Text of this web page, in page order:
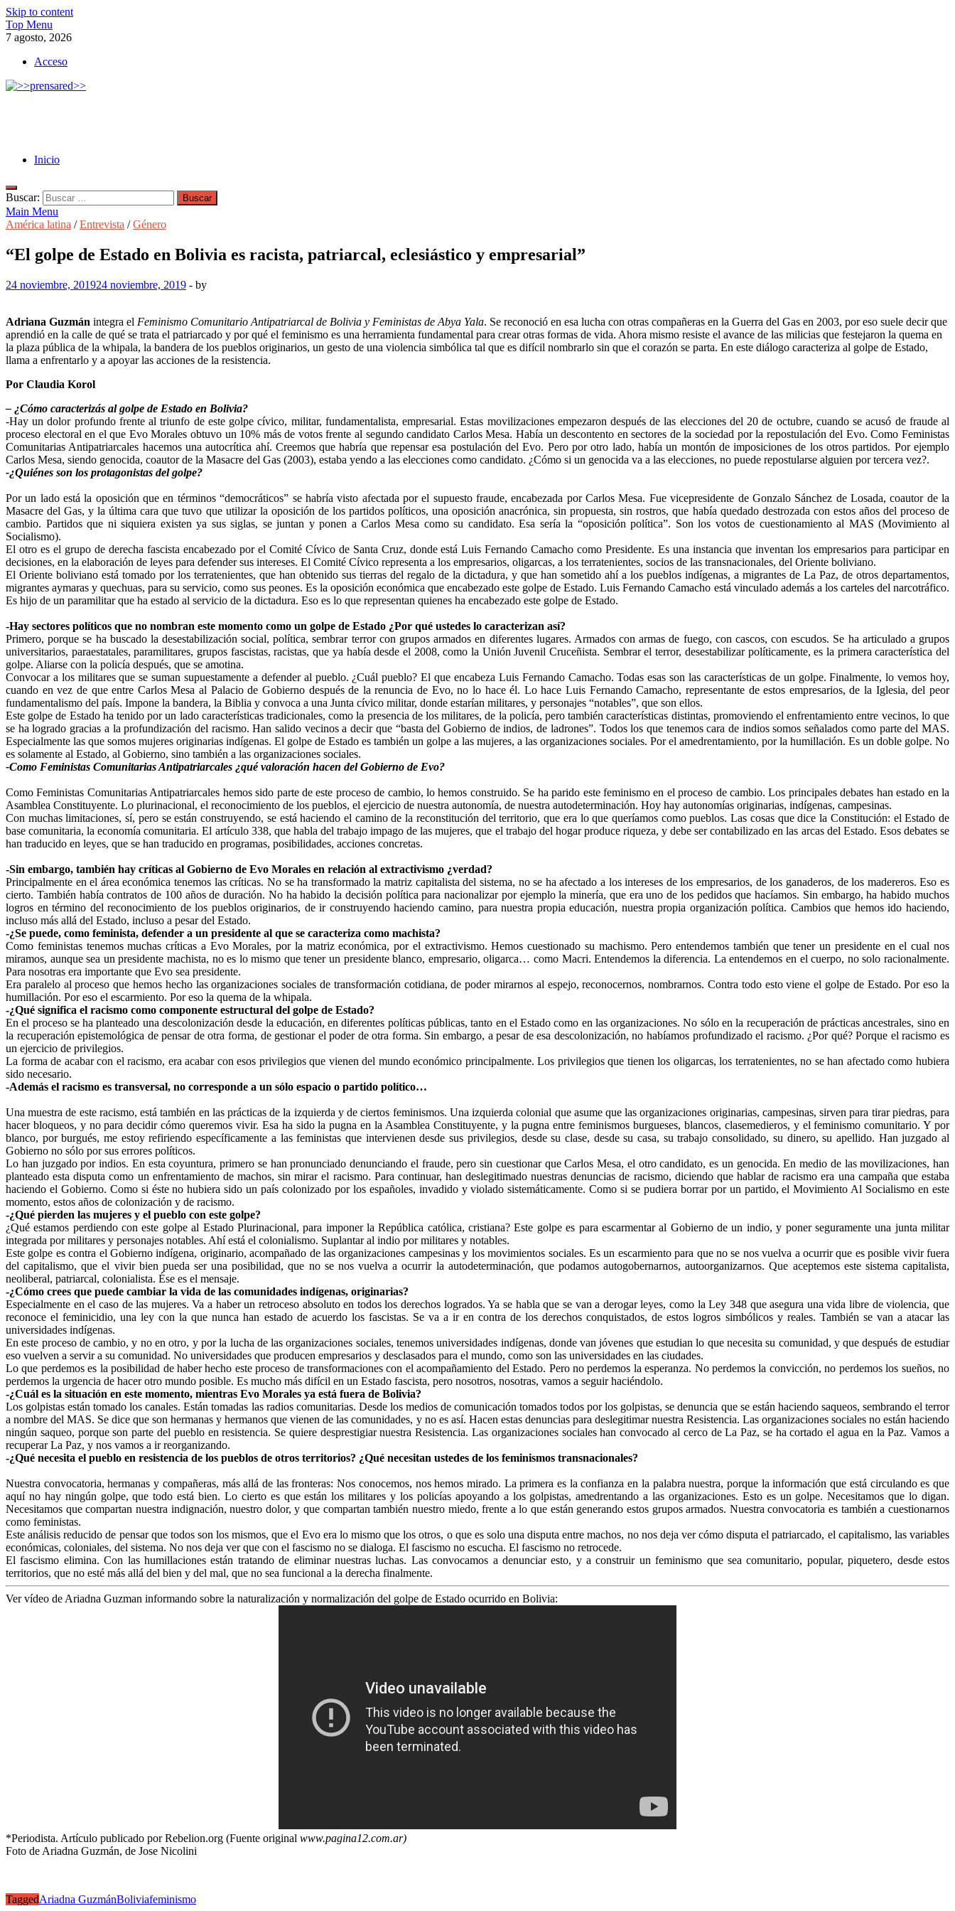
Skip to content
Top Menu
7 agosto, 2026
Acceso
Inicio
Buscar:
Main Menu
América latina /Entrevista /Género
“El golpe de Estado en Bolivia es racista, patriarcal, eclesiástico y empresarial”
24 noviembre, 201924 noviembre, 2019 - by
Adriana Guzmán integra el Feminismo Comunitario Antipatriarcal de Bolivia y Feministas de Abya Yala. Se reconoció en esa lucha con otras compañeras en la Guerra del Gas en 2003, por eso suele decir que
aprendió en la calle de qué se trata el patriarcado y por qué el feminismo es una herramienta fundamental para crear otras formas de vida. Ahora mismo resiste el avance de las milicias que festejaron la quema en
la plaza pública de la whipala, la bandera de los pueblos originarios, un gesto de una violencia simbólica tal que es difícil nombrarlo sin que el corazón se parta. En este diálogo caracteriza al golpe de Estado,
llama a enfrentarlo y a apoyar las acciones de la resistencia.
Por Claudia Korol
– ¿Cómo caracterizás al golpe de Estado en Bolivia?
-Hay un dolor profundo frente al triunfo de este golpe cívico, militar, fundamentalista, empresarial. Estas movilizaciones empezaron después de las elecciones del 20 de octubre, cuando se acusó de fraude al
proceso electoral en el que Evo Morales obtuvo un 10% más de votos frente al segundo candidato Carlos Mesa. Había un descontento en sectores de la sociedad por la repostulación del Evo. Como Feministas
Comunitarias Antipatriarcales hacemos una autocrítica ahí. Creemos que habría que repensar esa postulación del Evo. Pero por otro lado, había un montón de imposiciones de los otros partidos. Por ejemplo
Carlos Mesa, siendo genocida, coautor de la Masacre del Gas (2003), estaba yendo a las elecciones como candidato. ¿Cómo si un genocida va a las elecciones, no puede repostularse alguien por tercera vez?.
-¿Quiénes son los protagonistas del golpe?
Por un lado está la oposición que en términos “democráticos” se habría visto afectada por el supuesto fraude, encabezada por Carlos Mesa. Fue vicepresidente de Gonzalo Sánchez de Losada, coautor de la
Masacre del Gas, y la última cara que tuvo que utilizar la oposición de los partidos políticos, una oposición anacrónica, sin propuesta, sin rostros, que había quedado destrozada con estos años del proceso de
cambio. Partidos que ni siquiera existen ya sus siglas, se juntan y ponen a Carlos Mesa como su candidato. Esa sería la “oposición política”. Son los votos de cuestionamiento al MAS (Movimiento al
Socialismo).
El otro es el grupo de derecha fascista encabezado por el Comité Cívico de Santa Cruz, donde está Luis Fernando Camacho como Presidente. Es una instancia que inventan los empresarios para participar en
decisiones, en la elaboración de leyes para defender sus intereses. El Comité Cívico representa a los empresarios, oligarcas, a los terratenientes, socios de las transnacionales, del Oriente boliviano.
El Oriente boliviano está tomado por los terratenientes, que han obtenido sus tierras del regalo de la dictadura, y que han sometido ahí a los pueblos indígenas, a migrantes de La Paz, de otros departamentos,
migrantes aymaras y quechuas, para su servicio, como sus peones. Es la oposición económica que encabezado este golpe de Estado. Luis Fernando Camacho está vinculado además a los carteles del narcotráfico.
Es hijo de un paramilitar que ha estado al servicio de la dictadura. Eso es lo que representan quienes ha encabezado este golpe de Estado.
-Hay sectores políticos que no nombran este momento como un golpe de Estado ¿Por qué ustedes lo caracterizan así?
Primero, porque se ha buscado la desestabilización social, política, sembrar terror con grupos armados en diferentes lugares. Armados con armas de fuego, con cascos, con escudos. Se ha articulado a grupos
universitarios, paraestatales, paramilitares, grupos fascistas, racistas, que ya había desde el 2008, como la Unión Juvenil Cruceñista. Sembrar el terror, desestabilizar políticamente, es la primera característica del
golpe. Aliarse con la policía después, que se amotina.
Convocar a los militares que se suman supuestamente a defender al pueblo. ¿Cuál pueblo? El que encabeza Luis Fernando Camacho. Todas esas son las características de un golpe. Finalmente, lo vemos hoy,
cuando en vez de que entre Carlos Mesa al Palacio de Gobierno después de la renuncia de Evo, no lo hace él. Lo hace Luis Fernando Camacho, representante de estos empresarios, de la Iglesia, del peor
fundamentalismo del país. Impone la bandera, la Biblia y convoca a una Junta cívico militar, donde estarían militares, y personajes “notables”, que son ellos.
Este golpe de Estado ha tenido por un lado características tradicionales, como la presencia de los militares, de la policía, pero también características distintas, promoviendo el enfrentamiento entre vecinos, lo que
se ha logrado gracias a la profundización del racismo. Han salido vecinos a decir que “basta del Gobierno de indios, de ladrones”. Todos los que tenemos cara de indios somos señalados como parte del MAS.
Especialmente las que somos mujeres originarias indígenas. El golpe de Estado es también un golpe a las mujeres, a las organizaciones sociales. Por el amedrentamiento, por la humillación. Es un doble golpe. No
es solamente al Estado, al Gobierno, sino también a las organizaciones sociales.
-Como Feministas Comunitarias Antipatriarcales ¿qué valoración hacen del Gobierno de Evo?
Como Feministas Comunitarias Antipatriarcales hemos sido parte de este proceso de cambio, lo hemos construido. Se ha parido este feminismo en el proceso de cambio. Los principales debates han estado en la
Asamblea Constituyente. Lo plurinacional, el reconocimiento de los pueblos, el ejercicio de nuestra autonomía, de nuestra autodeterminación. Hoy hay autonomías originarias, indígenas, campesinas.
Con muchas limitaciones, sí, pero se están construyendo, se está haciendo el camino de la reconstitución del territorio, que era lo que queríamos como pueblos. Las cosas que dice la Constitución: el Estado de
base comunitaria, la economía comunitaria. El artículo 338, que habla del trabajo impago de las mujeres, que el trabajo del hogar produce riqueza, y debe ser contabilizado en las arcas del Estado. Esos debates se
han traducido en leyes, que se han traducido en programas, posibilidades, acciones concretas.
-Sin embargo, también hay críticas al Gobierno de Evo Morales en relación al extractivismo ¿verdad?
Principalmente en el área económica tenemos las críticas. No se ha transformado la matriz capitalista del sistema, no se ha afectado a los intereses de los empresarios, de los ganaderos, de los madereros. Eso es
cierto. También había contratos de 100 años de duración. No ha habido la decisión política para nacionalizar por ejemplo la minería, que era uno de los pedidos que hacíamos. Sin embargo, ha habido muchos
logros en término del reconocimiento de los pueblos originarios, de ir construyendo haciendo camino, para nuestra propia educación, nuestra propia organización política. Cambios que hemos ido haciendo,
incluso más allá del Estado, incluso a pesar del Estado.
-¿Se puede, como feminista, defender a un presidente al que se caracteriza como machista?
Como feministas tenemos muchas críticas a Evo Morales, por la matriz económica, por el extractivismo. Hemos cuestionado su machismo. Pero entendemos también que tener un presidente en el cual nos
miramos, aunque sea un presidente machista, no es lo mismo que tener un presidente blanco, empresario, oligarca… como Macri. Entendemos la diferencia. La entendemos en el cuerpo, no solo racionalmente.
Para nosotras era importante que Evo sea presidente.
Era paralelo al proceso que hemos hecho las organizaciones sociales de transformación cotidiana, de poder mirarnos al espejo, reconocernos, nombrarnos. Contra todo esto viene el golpe de Estado. Por eso la
humillación. Por eso el escarmiento. Por eso la quema de la whipala.
-¿Qué significa el racismo como componente estructural del golpe de Estado?
En el proceso se ha planteado una descolonización desde la educación, en diferentes políticas públicas, tanto en el Estado como en las organizaciones. No sólo en la recuperación de prácticas ancestrales, sino en
la recuperación epistemológica de pensar de otra forma, de gestionar el poder de otra forma. Sin embargo, a pesar de esa descolonización, no habíamos profundizado el racismo. ¿Por qué? Porque el racismo es
un ejercicio de privilegios.
La forma de acabar con el racismo, era acabar con esos privilegios que vienen del mundo económico principalmente. Los privilegios que tienen los oligarcas, los terratenientes, no se han afectado como hubiera
sido necesario.
-Además el racismo es transversal, no corresponde a un sólo espacio o partido político…
Una muestra de este racismo, está también en las prácticas de la izquierda y de ciertos feminismos. Una izquierda colonial que asume que las organizaciones originarias, campesinas, sirven para tirar piedras, para
hacer bloqueos, y no para decidir cómo queremos vivir. Esa ha sido la pugna en la Asamblea Constituyente, y la pugna entre feminismos burgueses, blancos, clasemedieros, y el feminismo comunitario. Y por
blanco, por burgués, me estoy refiriendo específicamente a las feministas que intervienen desde sus privilegios, desde su clase, desde su casa, su trabajo consolidado, su dinero, su apellido. Han juzgado al
Gobierno no sólo por sus errores políticos.
Lo han juzgado por indios. En esta coyuntura, primero se han pronunciado denunciando el fraude, pero sin cuestionar que Carlos Mesa, el otro candidato, es un genocida. En medio de las movilizaciones, han
planteado esta disputa como un enfrentamiento de machos, sin mirar el racismo. Para continuar, han deslegitimado nuestras denuncias de racismo, diciendo que hablar de racismo era una campaña que estaba
haciendo el Gobierno. Como si éste no hubiera sido un país colonizado por los españoles, invadido y violado sistemáticamente. Como si se pudiera borrar por un partido, el Movimiento Al Socialismo en este
momento, estos años de colonización y de racismo.
-¿Qué pierden las mujeres y el pueblo con este golpe?
¿Qué estamos perdiendo con este golpe al Estado Plurinacional, para imponer la República católica, cristiana? Este golpe es para escarmentar al Gobierno de un indio, y poner seguramente una junta militar
integrada por militares y personajes notables. Ahí está el colonialismo. Suplantar al indio por militares y notables.
Este golpe es contra el Gobierno indígena, originario, acompañado de las organizaciones campesinas y los movimientos sociales. Es un escarmiento para que no se nos vuelva a ocurrir que es posible vivir fuera
del capitalismo, que el vivir bien pueda ser una posibilidad, que no se nos vuelva a ocurrir la autodeterminación, que podamos autogobernarnos, autoorganizarnos. Que aceptemos este sistema capitalista,
neoliberal, patriarcal, colonialista. Ése es el mensaje.
-¿Cómo crees que puede cambiar la vida de las comunidades indígenas, originarias?
Especialmente en el caso de las mujeres. Va a haber un retroceso absoluto en todos los derechos logrados. Ya se habla que se van a derogar leyes, como la Ley 348 que asegura una vida libre de violencia, que
reconoce el feminicidio, una ley con la que nunca han estado de acuerdo los fascistas. Se va a ir en contra de los derechos conquistados, de estos logros simbólicos y reales. También se van a atacar las
universidades indígenas.
En este proceso de cambio, y no en otro, y por la lucha de las organizaciones sociales, tenemos universidades indígenas, donde van jóvenes que estudian lo que necesita su comunidad, y que después de estudiar
eso vuelven a servir a su comunidad. No universidades que producen empresarios y desclasados para el mundo, como son las universidades en las ciudades.
Lo que perdemos es la posibilidad de haber hecho este proceso de transformaciones con el acompañamiento del Estado. Pero no perdemos la esperanza. No perdemos la convicción, no perdemos los sueños, no
perdemos la urgencia de hacer otro mundo posible. Es mucho más difícil en un Estado fascista, pero nosotros, nosotras, vamos a seguir haciéndolo.
-¿Cuál es la situación en este momento, mientras Evo Morales ya está fuera de Bolivia?
Los golpistas están tomado los canales. Están tomadas las radios comunitarias. Desde los medios de comunicación tomados todos por los golpistas, se denuncia que se están haciendo saqueos, sembrando el terror
a nombre del MAS. Se dice que son hermanas y hermanos que vienen de las comunidades, y no es así. Hacen estas denuncias para deslegitimar nuestra Resistencia. Las organizaciones sociales no están haciendo
ningún saqueo, porque son parte del pueblo en resistencia. Se quiere desprestigiar nuestra Resistencia. Las organizaciones sociales han convocado al cerco de La Paz, se ha cortado el agua en la Paz. Vamos a
recuperar La Paz, y nos vamos a ir reorganizando.
-¿Qué necesita el pueblo en resistencia de los pueblos de otros territorios? ¿Qué necesitan ustedes de los feminismos transnacionales?
Nuestra convocatoria, hermanas y compañeras, más allá de las fronteras: Nos conocemos, nos hemos mirado. La primera es la confianza en la palabra nuestra, porque la información que está circulando es que
aquí no hay ningún golpe, que todo está bien. Lo cierto es que están los militares y los policías apoyando a los golpistas, amedrentando a las organizaciones. Esto es un golpe. Necesitamos que lo digan.
Necesitamos que compartan nuestra indignación, nuestro dolor, y que compartan también nuestro miedo, frente a lo que están generando estos grupos armados. Nuestra convocatoria es también a cuestionarnos
como feministas.
Este análisis reducido de pensar que todos son los mismos, que el Evo era lo mismo que los otros, o que es solo una disputa entre machos, no nos deja ver cómo disputa el patriarcado, el capitalismo, las variables
económicas, coloniales, del sistema. No nos deja ver que con el fascismo no se dialoga. El fascismo no escucha. El fascismo no retrocede.
El fascismo elimina. Con las humillaciones están tratando de eliminar nuestras luchas. Las convocamos a denunciar esto, y a construir un feminismo que sea comunitario, popular, piquetero, desde estos
territorios, que no esté más allá del bien y del mal, que no sea funcional a la derecha finalmente.
Ver vídeo de Ariadna Guzman informando sobre la naturalización y normalización del golpe de Estado ocurrido en Bolivia:
*Periodista. Artículo publicado por Rebelion.org (Fuente original www.pagina12.com.ar)
Foto de Ariadna Guzmán, de Jose Nicolini
TaggedAriadna GuzmánBoliviafeminismo